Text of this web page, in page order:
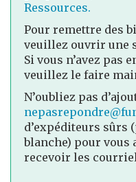
Ressources.
Pour remettre des
veuillez ouvrir une
Si vous n’avez pas
veuillez le faire
N’oubliez pas
d’expéditeurs sûrs
blanche) pour vous
recevoir les